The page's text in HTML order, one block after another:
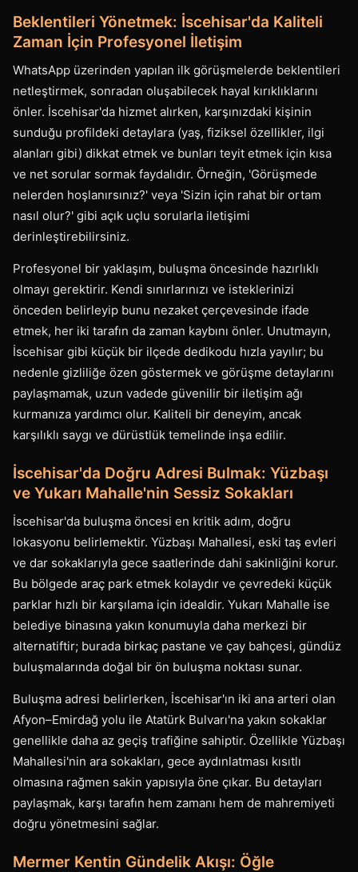
Beklentileri Yönetmek: İscehisar'da Kaliteli
Zaman İçin Profesyonel İletişim
WhatsApp üzerinden yapılan ilk görüşmelerde beklentileri
netleştirmek, sonradan oluşabilecek hayal kırıklıklarını
önler. İscehisar'da hizmet alırken, karşınızdaki kişinin
sunduğu profildeki detaylara (yaş, fiziksel özellikler, ilgi
alanları gibi) dikkat etmek ve bunları teyit etmek için kısa
ve net sorular sormak faydalıdır. Örneğin, 'Görüşmede
nelerden hoşlanırsınız?' veya 'Sizin için rahat bir ortam
nasıl olur?' gibi açık uçlu sorularla iletişimi
derinleştirebilirsiniz.
Profesyonel bir yaklaşım, buluşma öncesinde hazırlıklı
olmayı gerektirir. Kendi sınırlarınızı ve isteklerinizi
önceden belirleyip bunu nezaket çerçevesinde ifade
etmek, her iki tarafın da zaman kaybını önler. Unutmayın,
İscehisar gibi küçük bir ilçede dedikodu hızla yayılır; bu
nedenle gizliliğe özen göstermek ve görüşme detaylarını
paylaşmamak, uzun vadede güvenilir bir iletişim ağı
kurmanıza yardımcı olur. Kaliteli bir deneyim, ancak
karşılıklı saygı ve dürüstlük temelinde inşa edilir.
İscehisar'da Doğru Adresi Bulmak: Yüzbaşı
ve Yukarı Mahalle'nin Sessiz Sokakları
İscehisar'da buluşma öncesi en kritik adım, doğru
lokasyonu belirlemektir. Yüzbaşı Mahallesi, eski taş evleri
ve dar sokaklarıyla gece saatlerinde dahi sakinliğini korur.
Bu bölgede araç park etmek kolaydır ve çevredeki küçük
parklar hızlı bir karşılama için idealdir. Yukarı Mahalle ise
belediye binasına yakın konumuyla daha merkezi bir
alternatiftir; burada birkaç pastane ve çay bahçesi, gündüz
buluşmalarında doğal bir ön buluşma noktası sunar.
Buluşma adresi belirlerken, İscehisar'ın iki ana arteri olan
Afyon–Emirdağ yolu ile Atatürk Bulvarı'na yakın sokaklar
genellikle daha az geçiş trafiğine sahiptir. Özellikle Yüzbaşı
Mahallesi'nin ara sokakları, gece aydınlatması kısıtlı
olmasına rağmen sakin yapısıyla öne çıkar. Bu detayları
paylaşmak, karşı tarafın hem zamanı hem de mahremiyeti
doğru yönetmesini sağlar.
Mermer Kentin Gündelik Akışı: Öğle